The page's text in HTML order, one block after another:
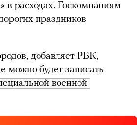
в расходах. Госкомпаниям
праздников
добавляет РБК,
можно будет записать
военной